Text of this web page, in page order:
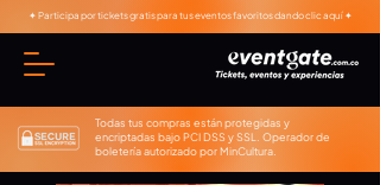
✦ Participa por tickets gratis para tus eventos favoritos dando clic aquí ✦
Todas tus compras están protegidas y
encriptadas bajo PCI DSS y SSL. Operador de
boletería autorizado por MinCultura.